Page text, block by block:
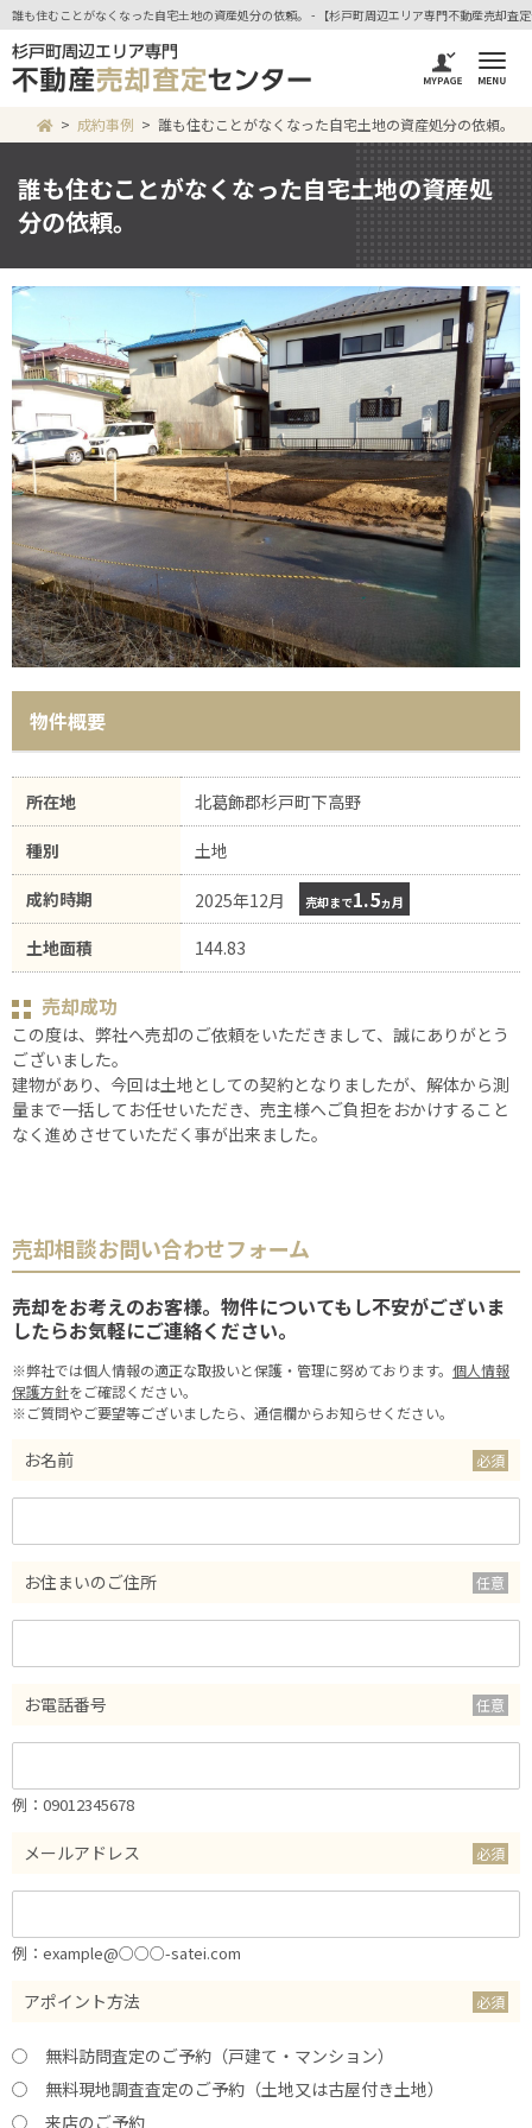
誰も住むことがなくなった自宅土地の資産処分の依頼。 - 【杉戸町周辺エリア専門不動産売却査
成約事例 誰も住むことがなくなった自宅土地の資産処分の依頼。
誰も住むことがなくなった自宅土地の資産処
分の依頼。
物件概要
所在地 北葛飾郡杉戸町下高野
種別 土地
成約時期 2025年12月 売却まで1.5ヵ月
土地面積 144.83
売却成功
この度は、弊社へ売却のご依頼をいただきまして、誠にありがとう
ございました。
建物があり、今回は土地としての契約となりましたが、解体から測
量まで一括してお任せいただき、売主様へご負担をおかけすること
なく進めさせていただく事が出来ました。
売却相談お問い合わせフォーム
売却をお考えのお客様。物件についてもし不安がございま
したらお気軽にご連絡ください。
※弊社では個人情報の適正な取扱いと保護・管理に努めております。 個人情報
保護方針をご確認ください。
※ご質問やご要望等ございましたら、通信欄からお知らせください。
お名前
お住まいのご住所
お電話番号
例：09012345678
メールアドレス
例：example@○○○-satei.com
アポイント方法
無料訪問査定のご予約（戸建て・マンション）
無料現地調査査定のご予約（土地又は古屋付き土地）
来店のご予約